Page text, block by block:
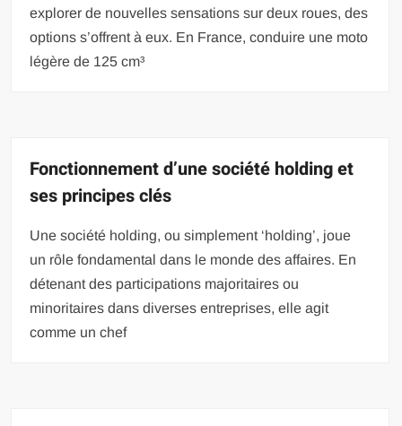
explorer de nouvelles sensations sur deux roues, des
options s’offrent à eux. En France, conduire une moto
légère de 125 cm³
Fonctionnement d’une société holding et
ses principes clés
Une société holding, ou simplement ‘holding’, joue
un rôle fondamental dans le monde des affaires. En
détenant des participations majoritaires ou
minoritaires dans diverses entreprises, elle agit
comme un chef